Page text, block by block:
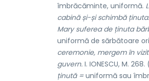
îmbrăcăminte, uniformă.
cabină și-și schimbă ținuta.
Mary suferea de ținuta
uniformă de sărbătoare
ceremonie, mergem în
guvern. I. IONESCU, M.
ținută =uniformă sau